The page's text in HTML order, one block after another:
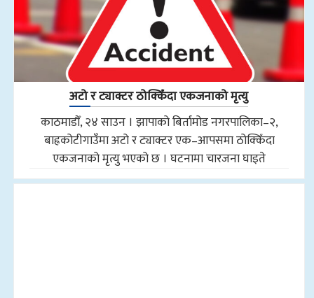
अटो र ट्याक्टर ठोक्किँदा एकजनाको मृत्यु
काठमाडौँ, २४ साउन । झापाको बिर्तामोड नगरपालिका–२,
बाह्रकोटीगाउँमा अटो र ट्याक्टर एक–आपसमा ठोक्किँदा
एकजनाको मृत्यु भएको छ । घटनामा चारजना घाइते